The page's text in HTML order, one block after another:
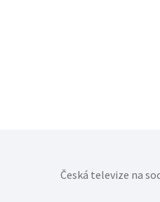
Česká televize na